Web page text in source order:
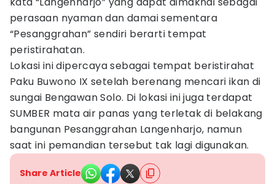
perasaan nyaman dan damai sementara
“Pesanggrahan” sendiri berarti tempat
peristirahatan.
Lokasi ini dipercaya sebagai tempat beristirahat
Paku Buwono IX setelah berenang mencari ikan di
sungai Bengawan Solo. Di lokasi ini juga terdapat
SUMBER mata air panas yang terletak di belakang
bangunan Pesanggrahan Langenharjo, namun
saat ini pemandian tersebut tak lagi digunakan.
Share Article